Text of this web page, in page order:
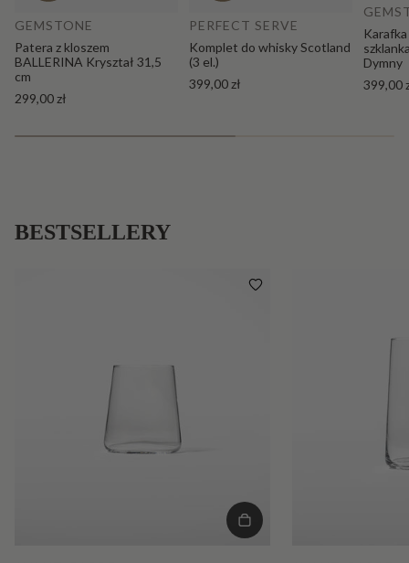
GEMSTONE
Patera z kloszem
BALLERINA Kryształ 31,5
cm
299,00 zł
PERFECT SERVE
Komplet do whisky Scotland
(3 el.)
399,00 zł
Dymny
399,00
BESTSELLERY